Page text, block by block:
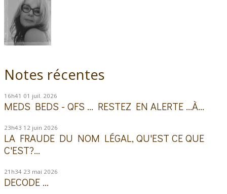
Notes récentes
16h41 01 juil. 2026
MEDS BEDS - QFS ... RESTEZ EN ALERTE ...À...
23h43 12 juin 2026
LA FRAUDE DU NOM LÉGAL, QU'EST CE QUE
C'EST?...
21h34 23 mai 2026
DECODE ...